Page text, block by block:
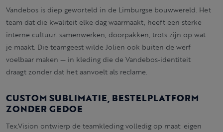
Vandebos is diep geworteld in de Limburgse bouwwereld. Het
team dat die kwaliteit elke dag waarmaakt, heeft een sterke
interne cultuur: samenwerken, doorpakken, trots zijn op wat
je maakt. Die teamgeest wilde Jolien ook buiten de werf
voelbaar maken — in kleding die de Vandebos-identiteit
draagt zonder dat het aanvoelt als reclame.
CUSTOM SUBLIMATIE, BESTELPLATFORM
ZONDER GEDOE
Tex.Vision ontwierp de teamkleding volledig op maat: eigen